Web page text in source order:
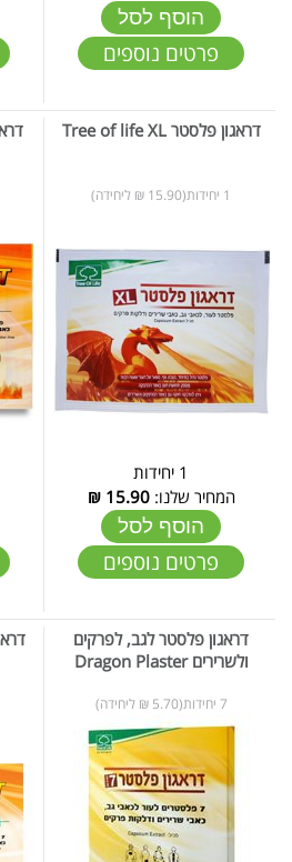
הוסף לסל
פרטים נוספים
דראגון פלסטר Tree of life XL
1 יחידות(15.90 ₪ ליחידה)
1 יחידות
המחיר שלנו:15.90
₪
הוסף לסל
פרטים נוספים
דראגון פלסטר לגב, לפרקים
ולשרירים Dragon Plaster
7 יחידות(5.70 ₪ ליחידה)